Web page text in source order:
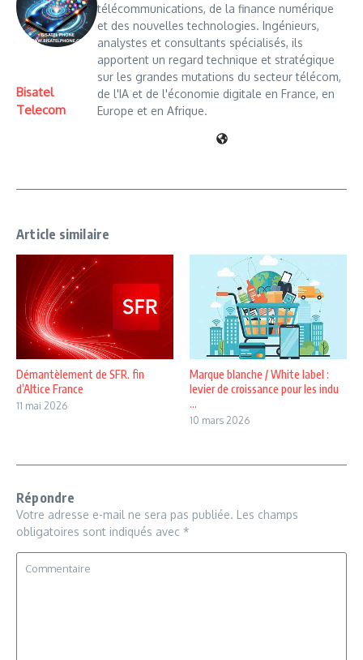
Bisatel
Telecom
télécommunications, de la finance numérique
et des nouvelles technologies. Ingénieurs,
analystes et consultants spécialisés, ils
apportent un regard technique et stratégique
sur les grandes mutations du secteur télécom,
de l'IA et de l'économie digitale en France, en
Europe et en Afrique.
Article similaire
Démantèlement de SFR. fin
d’Altice France
11 mai 2026
Marque blanche / White label :
levier de croissance pour les indu
...
10 mars 2026
Répondre
Votre adresse e-mail ne sera pas publiée. Les champs
obligatoires sont indiqués avec *